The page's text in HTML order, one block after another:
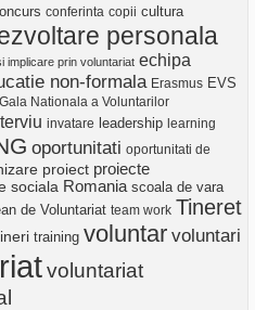
conferinta copii cultura
personala
implicare prin voluntariat echipa
non-formala Erasmus EVS
Gala Nationala a Voluntarilor
invatare leadership learning
oportunitati oportunitati de
proiect proiecte
sociala Romania scoala de vara
de Voluntariat team work Tineret
training voluntar voluntari
voluntariat